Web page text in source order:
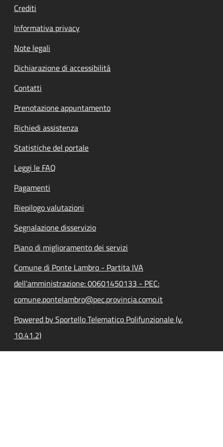
Crediti
Informativa privacy
Note legali
Dichiarazione di accessibilità
Contatti
Prenotazione appuntamento
Richiedi assistenza
Statistiche del portale
Leggi le FAQ
Pagamenti
Riepilogo valutazioni
Segnalazione disservizio
Piano di miglioramento dei servizi
Comune di Ponte Lambro - Partita IVA
dell'amministrazione: 00601450133 - PEC:
comune.pontelambro@pec.provincia.como.it
Powered by Sportello Telematico Polifunzionale (v.
10.41.2)